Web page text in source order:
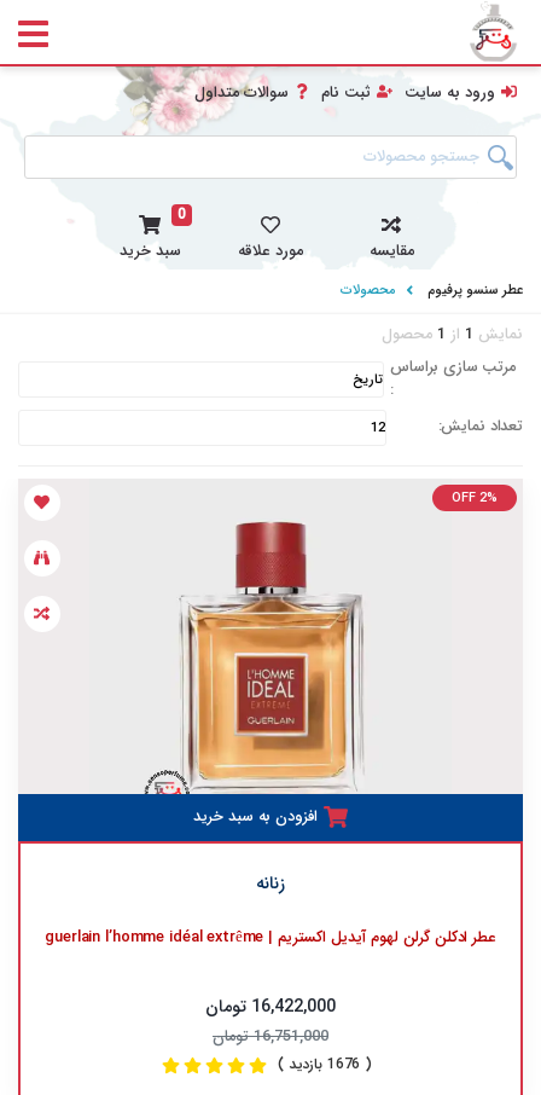
ورود به سایت ثبت نام سوالات متداول
مقایسه مورد علاقه
0
سبد خرید
عطر سنسو پرفیوم محصولات
نمایش 1 از 1 محصول
مرتب سازی براساس
:
تعداد نمایش:
OFF 2%
افزودن به سبد خرید
زنانه
عطر ادکلن گرلن لهوم آیدیل اکستریم | guerlain l’homme idéal extrême
16,422,000 تومان
16,751,000 تومان
( 1676 بازدید )